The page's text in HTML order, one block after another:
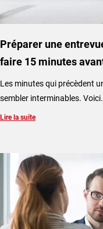
Préparer une
faire 15 minutes
Les minutes qui précèdent
sembler interminables.
Lire la suite